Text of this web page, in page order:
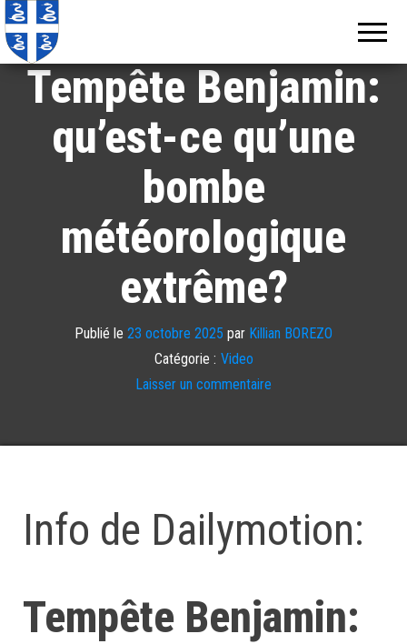
Tempête Benjamin:
qu’est-ce qu’une
bombe
météorologique
extrême?
Publié le 23 octobre 2025 par Killian BOREZO
Catégorie : Video
Laisser un commentaire
Info de Dailymotion:
Tempête Benjamin: